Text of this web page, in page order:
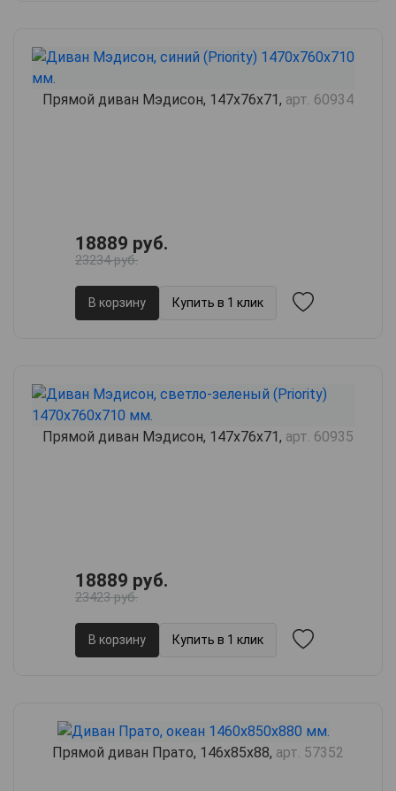
Прямой диван Мэдисон, 147х76х71, арт. 60934
18889 руб.
23234 руб.
В корзину Купить в 1 клик
Прямой диван Мэдисон, 147х76х71, арт. 60935
18889 руб.
23423 руб.
В корзину Купить в 1 клик
Прямой диван Прато, 146х85х88, арт. 57352